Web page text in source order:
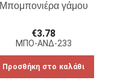
Μπομπονιέρα γάμου
€3.78
ΜΠΟ-ΑΝΔ-233
Προσθήκη στο καλάθι